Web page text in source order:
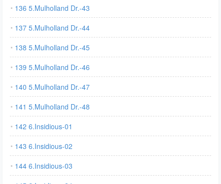
136 5.Mulholland Dr.-43
137 5.Mulholland Dr.-44
138 5.Mulholland Dr.-45
139 5.Mulholland Dr.-46
140 5.Mulholland Dr.-47
141 5.Mulholland Dr.-48
142 6.Insidious-01
143 6.Insidious-02
144 6.Insidious-03